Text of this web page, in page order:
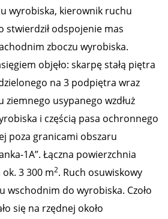
wyrobiska, kierownik ruchu
stwierdził odspojenie mas
zboczu wyrobiska.
objęło: skarpę stałą piętra
na 3 podpiętra wraz
ziemnego usypanego wzdłuż
i częścią pasa ochronnego
poza granicami obszaru
1A”. Łączna powierzchnia
3 300 m2. Ruch osuwiskowy
wschodnim do wyrobiska. Czoło
się na rzędnej około